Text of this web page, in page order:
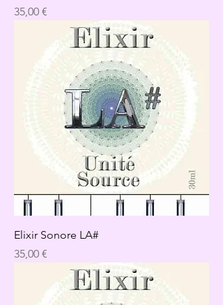
Precio
35,00 €
Elixir Sonore LA#
Precio
35,00 €